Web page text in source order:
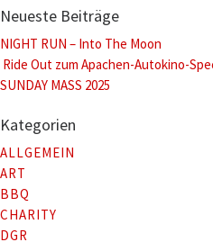
Neueste Beiträge
NIGHT RUN – Into The Moon
Ride Out zum Apachen-Autokino-
SUNDAY MASS 2025
Kategorien
ALLGEMEIN
ART
BBQ
CHARITY
DGR